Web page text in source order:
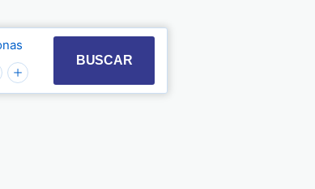
calendar and select a date. Press the
with the calendar and select a date.
BUSCAR